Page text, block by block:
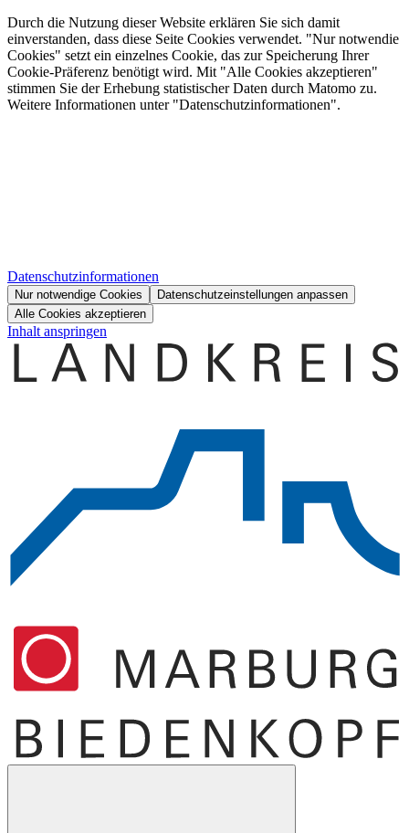
Durch die Nutzung dieser Website erklären Sie sich damit
einverstanden, dass diese Seite Cookies verwendet. "Nur notwendie
Cookies" setzt ein einzelnes Cookie, das zur Speicherung Ihrer
Cookie-Präferenz benötigt wird. Mit "Alle Cookies akzeptieren"
stimmen Sie der Erhebung statistischer Daten durch Matomo zu.
Weitere Informationen unter "Datenschutzinformationen".
Datenschutzinformationen
Nur notwendige Cookies
Datenschutzeinstellungen anpassen
Alle Cookies akzeptieren
Inhalt anspringen